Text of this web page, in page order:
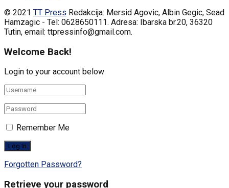
© 2021 TT Press Redakcija: Mersid Agovic, Albin Gegic, Sead
Hamzagic - Tel: 0628650111. Adresa: Ibarska br.20, 36320
Tutin, email: ttpressinfo@gmail.com.
Welcome Back!
Login to your account below
Remember Me
Forgotten Password?
Retrieve your password